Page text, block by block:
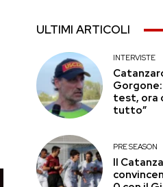
ULTIMI ARTICOLI
INTERVISTE
test, ora
tutto”
PRE SEASON
Il